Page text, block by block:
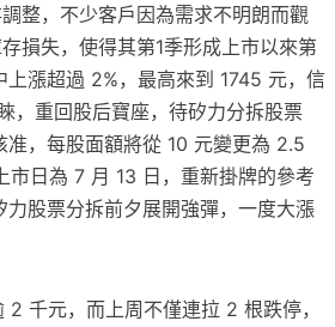
整，不少客戶因為需求不明朗而觀
損失，使得其第1季形成上市以來第
漲超過 2%，最高來到 1745 元，信
，重回股后寶座，待矽力分拆股票
，每股面額將從 10 元變更為 2.5
日為 7 月 13 日，重新掛牌的參考
股票分拆前夕展開強彈，一度大漲
千元，而上周不僅連拉 2 根跌停，